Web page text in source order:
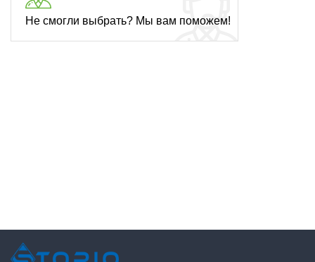
Не смогли выбрать? Мы вам поможем!